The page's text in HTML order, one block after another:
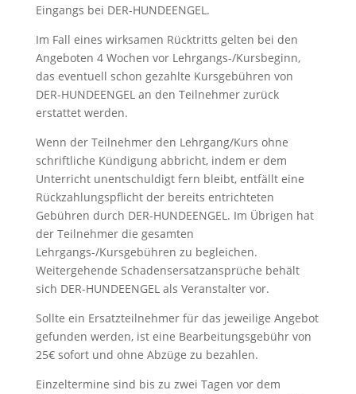
Eingangs bei DER-HUNDEENGEL.
Im Fall eines wirksamen Rücktritts gelten bei den
Angeboten 4 Wochen vor Lehrgangs-/Kursbeginn,
das eventuell schon gezahlte Kursgebühren von
DER-HUNDEENGEL an den Teilnehmer zurück
erstattet werden.
Wenn der Teilnehmer den Lehrgang/Kurs ohne
schriftliche Kündigung abbricht, indem er dem
Unterricht unentschuldigt fern bleibt, entfällt eine
Rückzahlungspflicht der bereits entrichteten
Gebühren durch DER-HUNDEENGEL. Im Übrigen hat
der Teilnehmer die gesamten
Lehrgangs-/Kursgebühren zu begleichen.
Weitergehende Schadensersatzansprüche behält
sich DER-HUNDEENGEL als Veranstalter vor.
Sollte ein Ersatzteilnehmer für das jeweilige Angebot
gefunden werden, ist eine Bearbeitungsgebühr von
25€ sofort und ohne Abzüge zu bezahlen.
Einzeltermine sind bis zu zwei Tagen vor dem